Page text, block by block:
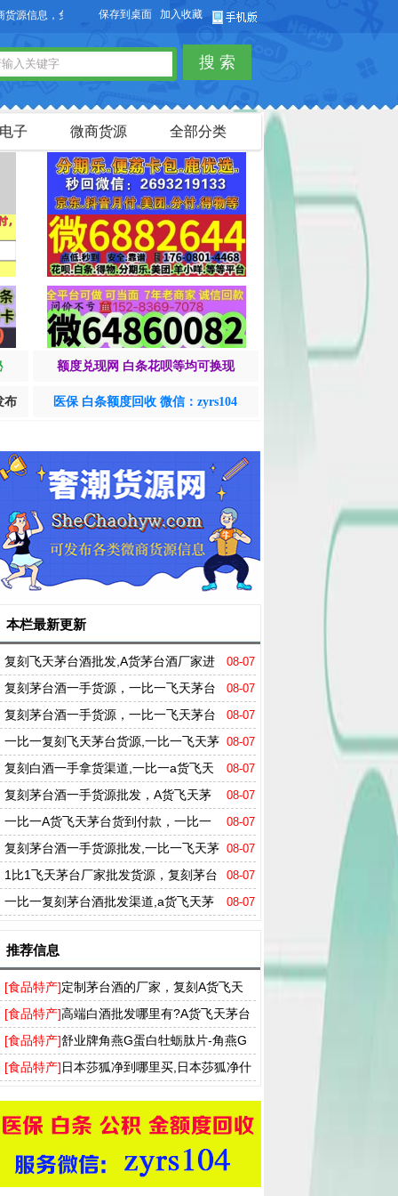
，免费发布供求信息，也可以免费发布淘宝客商品信息。
保存到桌面 加入收藏
搜 索
子 微商货源 全部分类
额度兑现网 白条花呗等均可换现
布 医保 白条额度回收 微信：zyrs104
栏最新更新
08-07
复刻飞天茅台酒批发,A货茅台酒厂家进
货微信 08-07
复刻茅台酒一手货源，一比一飞天茅台
哪里买 08-07
复刻茅台酒一手货源，一比一飞天茅台
哪里买 08-07
一比一复刻飞天茅台货源,一比一飞天茅
台A货拿货渠道 08-07
复刻白酒一手拿货渠道,一比一a货飞天
茅台厂家直销 08-07
复刻茅台酒一手货源批发，A货飞天茅
台多少钱一箱 08-07
一比一A货飞天茅台货到付款，一比一
剑南春一手货源 08-07
复刻茅台酒一手货源批发,一比一飞天茅
台批发厂家 08-07
1比1飞天茅台厂家批发货源，复刻茅台
酒货源厂家 08-07
一比一复刻茅台酒批发渠道,a货飞天茅
荐信息
[食品特产]定制茅台酒的厂家，复刻A货飞天
茅台53度一手货源批发
[食品特产]高端白酒批发哪里有?A货飞天茅台
酒批发市场供应商家
[食品特产]舒业牌角燕G蛋白牡蛎肽片-角燕G
蛋白胶囊升级产品男性口服保健品
[食品特产]日本莎狐净到哪里买,日本莎狐净什